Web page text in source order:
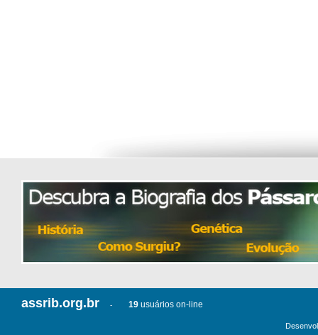
assrib.org.br - 19 usuários on-line